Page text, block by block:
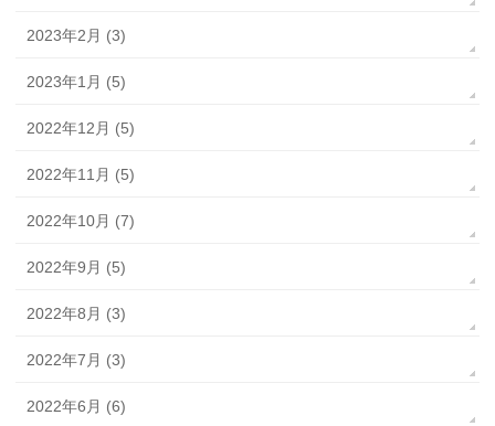
2023年2月 (3)
2023年1月 (5)
2022年12月 (5)
2022年11月 (5)
2022年10月 (7)
2022年9月 (5)
2022年8月 (3)
2022年7月 (3)
2022年6月 (6)